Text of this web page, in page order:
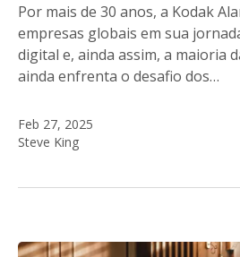
Por mais de 30 anos, a Kodak
empresas globais em sua
digital e, ainda assim, a maioria
ainda enfrenta o desafio dos…
Feb 27, 2025
Steve King